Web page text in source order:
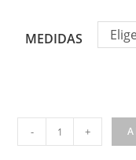
MEDIDAS
- +